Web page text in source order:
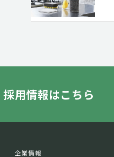
採用情報はこちら
企業情報